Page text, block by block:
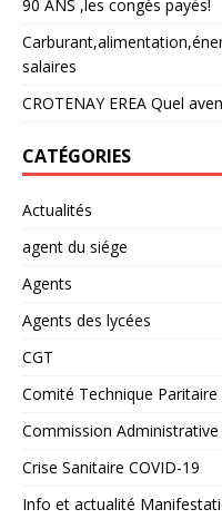
90 ANS ,les congés payés!
salaires
CROTENAY EREA Quel
CATÉGORIES
Actualités
agent du siége
Agents
Agents des lycées
CGT
Comité Technique Paritaire
Commission Administrative
Crise Sanitaire COVID-19
Info et actualité